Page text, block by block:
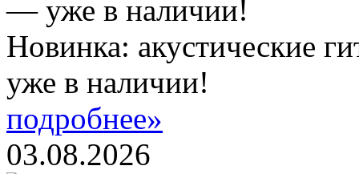
Новинка: акустические
уже в наличии!
подробнее»
03.08.2026